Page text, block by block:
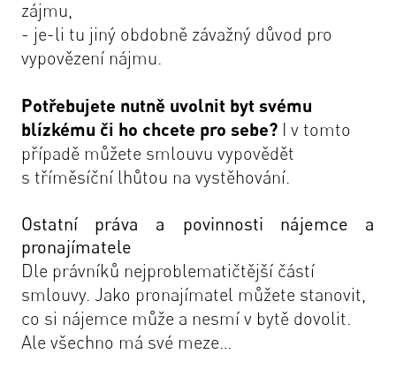
zájmu,
- je-li tu jiný obdobně závažný důvod pro
vypovězení nájmu.
Potřebujete nutně uvolnit byt svému
blízkému či ho chcete pro sebe? I v tomto
případě můžete smlouvu vypovědět
s tříměsíční lhůtou na vystěhování.
Ostatní práva a povinnosti nájemce a
pronajímatele
Dle právníků nejproblematičtější částí
smlouvy. Jako pronajímatel můžete stanovit,
co si nájemce může a nesmí v bytě dovolit.
Ale všechno má své meze…